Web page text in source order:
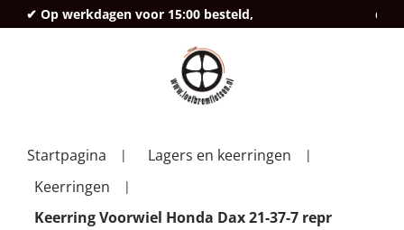
✔ Op werkdagen voor 15:00 besteld,
Startpagina
Lagers en keerringen
Keerringen
Keerring Voorwiel Honda Dax 21-37-7 repr